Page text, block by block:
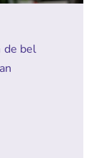
de bel